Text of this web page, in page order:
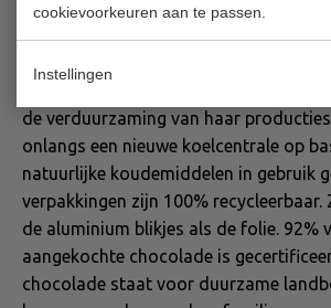
cookievoorkeuren aan te passen.
Instellingen
beperken.
-uitstoot tegen
dalen. Het afgelopen jaar investeerde
de verduurzaming van haar
onlangs een nieuwe koelcentrale op
natuurlijke koudemiddelen in gebruik
verpakkingen zijn 100%
de aluminium blikjes als de folie. 92%
aangekochte chocolade is
chocolade staat voor duurzame